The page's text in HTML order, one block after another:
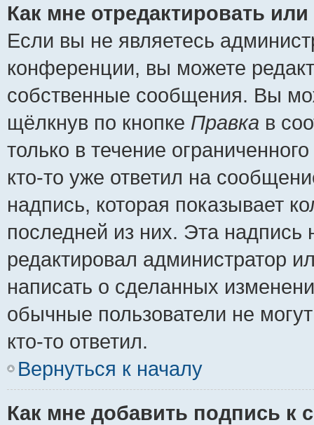
Как мне отредактировать
Если вы не являетесь
конференции, вы можете
собственные сообщения. Вы
щёлкнув по кнопке Правка в
только в течение
кто-то уже ответил на
надпись, которая показывает
последней из них. Эта
редактировал администратор
написать о сделанных
обычные пользователи не
кто-то ответил.
Вернуться к началу
Как мне добавить подпись к